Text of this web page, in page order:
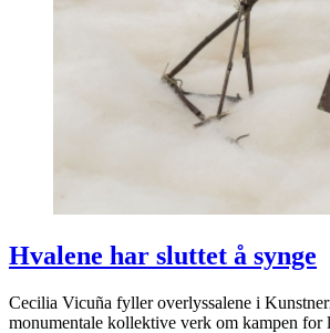
Hvalene har sluttet å synge
Cecilia Vicuña fyller overlyssalene i
monumentale kollektive verk om kampen for